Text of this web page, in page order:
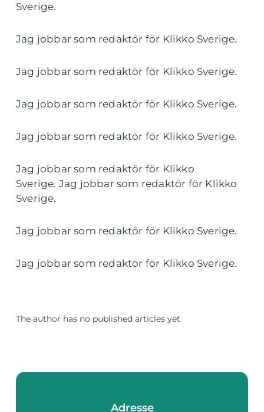
Sverige.
Jag jobbar som redaktör för Klikko Sverige.
Jag jobbar som redaktör för Klikko Sverige.
Jag jobbar som redaktör för Klikko Sverige.
Jag jobbar som redaktör för Klikko Sverige.
Jag jobbar som redaktör för Klikko
Sverige. Jag jobbar som redaktör för Klikko
Sverige.
Jag jobbar som redaktör för Klikko Sverige.
Jag jobbar som redaktör för Klikko Sverige.
The author has no published articles yet
Adresse